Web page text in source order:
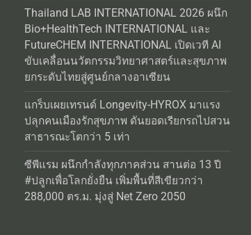
Thailand LAB INTERNATIONAL 2026 ผนึก
Bio+HealthTech INTERNATIONAL และ
FutureCHEM INTERNATIONAL เปิดเวที AI
ขับเคลื่อนนวัตกรรมวิทยาศาสตร์และสุขภาพ
ยกระดับไทยสู่ศูนย์กลางอาเซียน
แกร็บเผยเทรนด์ Longevity-HYROX มาแรง
ปลุกคนเมืองรักสุขภาพ ดันยอดเรียกรถไปสวน
สาธารณะโตกว่า 5 เท่า
ซีพีแรม ผนึกกำลังทุกภาคส่วน สานต่อ 13 ปี
#ปลูกเพื่อโลกยั่งยืน เพิ่มพื้นที่สีเขียวกว่า
288,000 ตร.ม. มุ่งสู่ Net Zero 2050